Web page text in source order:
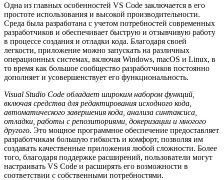
Одна из главных особенностей VS Code заключается в его
простоте использования и высокой производительности.
Среда была разработана с учетом потребностей современных
разработчиков и обеспечивает быструю и отзывчивую работу
в процессе создания и отладки кода. Благодаря своей
легкости, приложение можно запускать на различных
операционных системах, включая Windows, macOS и Linux, в
то время как большое сообщество разработчиков постоянно
дополняет и усовершенствует его функциональность.
Visual Studio Code обладает широким набором функций,
включая средства для редактирования исходного кода,
автоматического завершения кода, анализа синтаксиса,
отладки, работы с репозиториями, докеризации и многого
другого. Это мощное программное обеспечение предоставляет
разработчикам большую гибкость и комфорт, позволяя им
создавать качественные приложения любой сложности. Более
того, благодаря поддержке расширений, пользователи могут
настраивать VS Code и расширять его возможности в
соответствии с собственными потребностями.